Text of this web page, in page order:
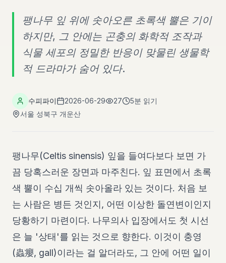
팽나무 잎 위에 솟아오른 초록색 뿔은 기이
하지만, 그 안에는 곤충의 화학적 조작과
식물 세포의 정밀한 반응이 맞물린 생물학
적 드라마가 숨어 있다.
수피파이 2026-06-29 27 5분 읽기
서울 성북구 개운산
팽나무(Celtis sinensis) 잎을 들여다보다 보면 가
끔 당혹스러운 장면과 마주친다. 잎 표면에서 초록
색 뿔이 수십 개씩 솟아올라 있는 것이다. 처음 보
는 사람은 병든 것인지, 어떤 이상한 돌연변이인지
당황하기 마련이다. 나무의사 입장에서도 첫 시선
은 늘 '상태'를 읽는 것으로 향한다. 이것이 충영
(蟲癭, gall)이라는 걸 알더라도, 그 안에 어떤 일이